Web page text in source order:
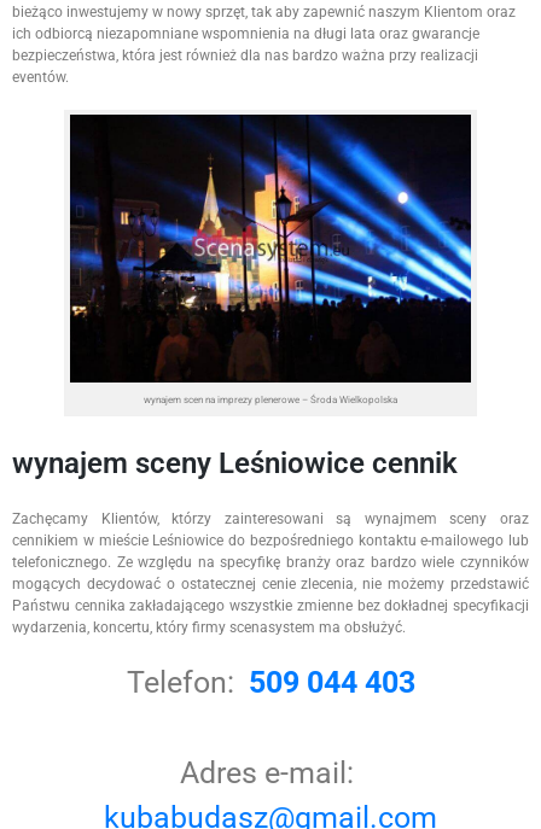
bieżąco inwestujemy w nowy sprzęt, tak aby zapewnić naszym Klientom oraz
ich odbiorcą niezapomniane wspomnienia na długi lata oraz gwarancje
bezpieczeństwa, która jest również dla nas bardzo ważna przy realizacji
eventów.
wynajem scen na imprezy plenerowe – Środa Wielkopolska
wynajem sceny Leśniowice cennik
Zachęcamy Klientów, którzy zainteresowani są wynajmem sceny oraz
cennikiem w mieście Leśniowice do bezpośredniego kontaktu e-mailowego lub
telefonicznego. Ze względu na specyfikę branży oraz bardzo wiele czynników
mogących decydować o ostatecznej cenie zlecenia, nie możemy przedstawić
Państwu cennika zakładającego wszystkie zmienne bez dokładnej specyfikacji
wydarzenia, koncertu, który firmy scenasystem ma obsłużyć.
Telefon: 509 044 403
Adres e-mail:
kubabudasz@gmail.com